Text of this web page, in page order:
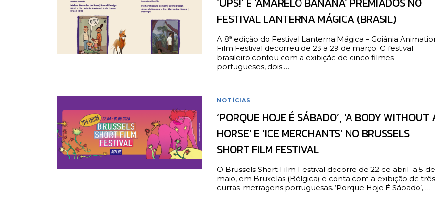
FESTIVAL LANTERNA MÁGICA (BRASIL)
A 8ª edição do Festival Lanterna Mágica – Goiânia
Film Festival decorreu de 23 a 29 de março. O festival
brasileiro contou com a exibição de cinco filmes
portugueses, dois …
NOTÍCIAS
‘PORQUE HOJE É SÁBADO’, ‘A BODY WITHOUT
HORSE’ E ‘ICE MERCHANTS’ NO BRUSSELS
SHORT FILM FESTIVAL
O Brussels Short Film Festival decorre de 22 de abril a 5 de
maio, em Bruxelas (Bélgica) e conta com a exibição de três
curtas-metragens portuguesas. ‘Porque Hoje É Sábado’, …